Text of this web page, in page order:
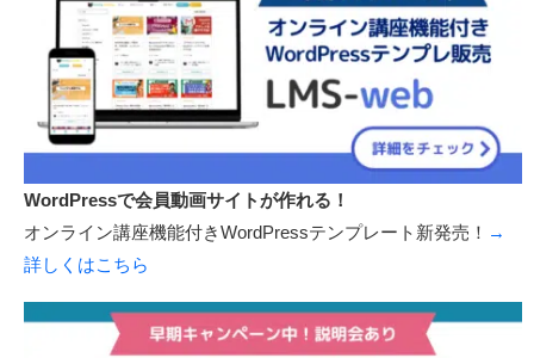
ノーコードでWordPressサイトが作れる！
WordPressテンプレート新発売！→詳しくはこちら